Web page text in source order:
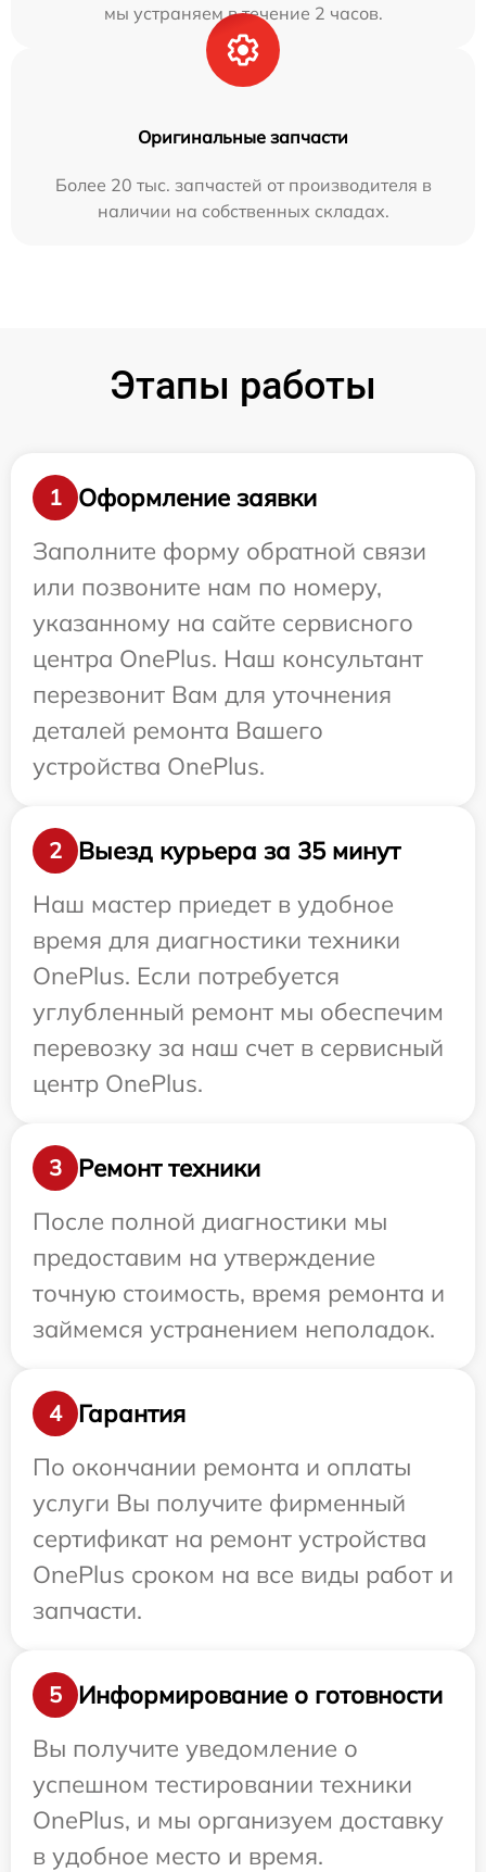
мы устраняем в течение 2 часов.
Оригинальные запчасти
Более 20 тыс. запчастей от производителя в
наличии на собственных складах.
Этапы работы
1
Оформление заявки
Заполните форму обратной связи
или позвоните нам по номеру,
указанному на сайте сервисного
центра OnePlus. Наш консультант
перезвонит Вам для уточнения
деталей ремонта Вашего
устройства OnePlus.
2
Выезд курьера за 35 минут
Наш мастер приедет в удобное
время для диагностики техники
OnePlus. Если потребуется
углубленный ремонт мы обеспечим
перевозку за наш счет в сервисный
центр OnePlus.
3
Ремонт техники
После полной диагностики мы
предоставим на утверждение
точную стоимость, время ремонта и
займемся устранением неполадок.
4
Гарантия
По окончании ремонта и оплаты
услуги Вы получите фирменный
сертификат на ремонт устройства
OnePlus сроком на все виды работ и
запчасти.
5
Информирование о готовности
Вы получите уведомление о
успешном тестировании техники
OnePlus, и мы организуем доставку
в удобное место и время.